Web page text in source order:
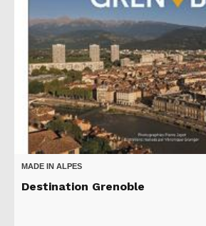
MADE IN ALPES
Destination Grenoble